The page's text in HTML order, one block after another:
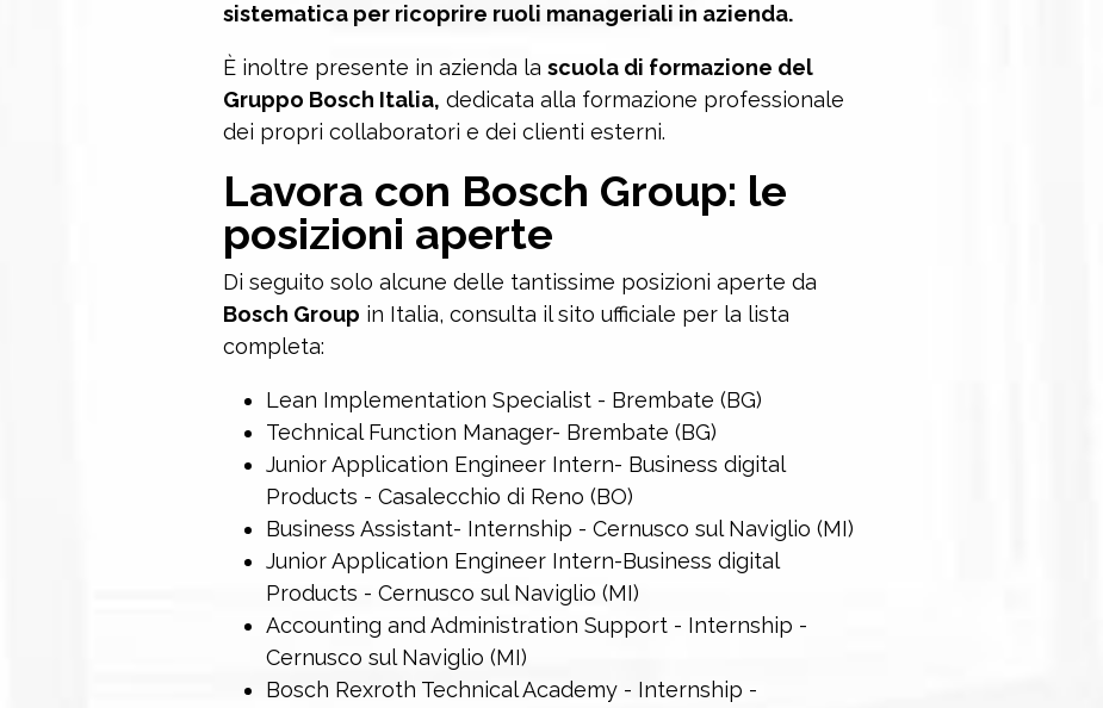
sistematica per ricoprire ruoli manageriali in azienda.
È inoltre presente in azienda la scuola di formazione del
Gruppo Bosch Italia, dedicata alla formazione professionale
dei propri collaboratori e dei clienti esterni.
Lavora con Bosch Group: le
posizioni aperte
Di seguito solo alcune delle tantissime posizioni aperte da
Bosch Group in Italia, consulta il sito ufficiale per la lista
completa:
Lean Implementation Specialist - Brembate (BG)
Technical Function Manager- Brembate (BG)
Junior Application Engineer Intern- Business digital
Products - Casalecchio di Reno (BO)
Business Assistant- Internship - Cernusco sul Naviglio (MI)
Junior Application Engineer Intern-Business digital
Products - Cernusco sul Naviglio (MI)
Accounting and Administration Support - Internship -
Cernusco sul Naviglio (MI)
Bosch Rexroth Technical Academy - Internship -